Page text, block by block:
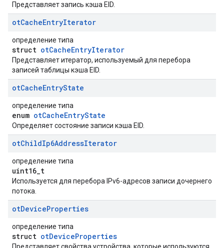
Представляет запись кэша EID.
otCacheEntryIterator
определение типа
struct otCacheEntryIterator
Представляет итератор, используемый для перебора
записей таблицы кэша EID.
otCacheEntryState
определение типа
enum otCacheEntryState
Определяет состояние записи кэша EID.
otChildIp6AddressIterator
определение типа
uint16_t
Используется для перебора IPv6-адресов записи дочернего
потока.
otDeviceProperties
определение типа
struct otDeviceProperties